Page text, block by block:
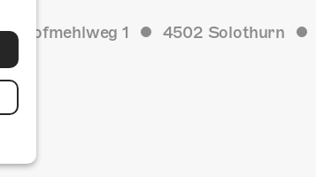
Kofmehlweg 1 4502 Solothurn